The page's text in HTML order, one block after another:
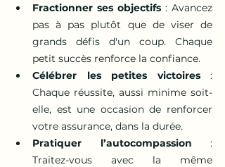
Fractionner ses objectifs : Avancez
pas à pas plutôt que de viser de
grands défis d'un coup. Chaque
petit succès renforce la confiance.
Célébrer les petites victoires :
Chaque réussite, aussi minime soit-
elle, est une occasion de renforcer
votre assurance, dans la durée.
Pratiquer l’autocompassion :
Traitez-vous avec la même